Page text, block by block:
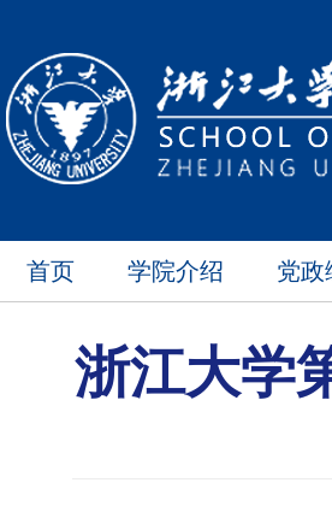
首页 学院介绍 党政
浙江大学